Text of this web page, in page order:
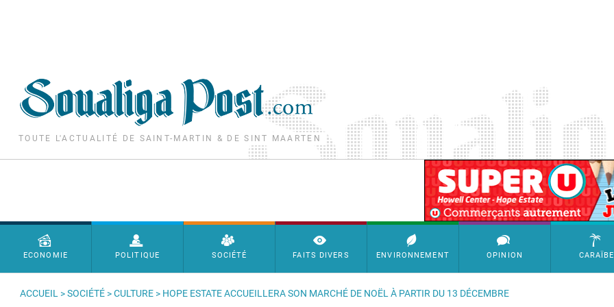
TOUTE L'ACTUALITÉ DE SAINT-MARTIN & DE SINT MAARTEN
SimpleAds Block Bannière
Menu principal
ECONOMIE POLITIQUE SOCIÉTÉ FAITS DIVERS ENVIRONNEMENT OPINION CARAÏBE
ACCUEIL >SOCIÉTÉ >CULTURE > HOPE ESTATE ACCUEILLERA SON MARCHÉ DE NOËL À PARTIR DU 13 DÉCEMBRE